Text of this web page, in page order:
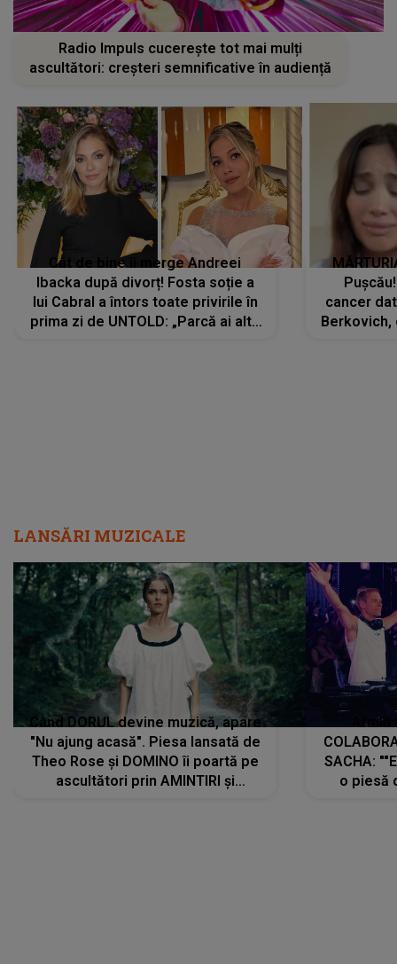
Radio Impuls cucerește tot mai mulți
ascultători: creșteri semnificative în audiență
Cât de bine îi merge Andreei
Ibacka după divorț! Fosta soție a
lui Cabral a întors toate privirile în
prima zi de UNTOLD: „Parcă ai altă
cancer
LANSĂRI MUZICALE
Când DORUL devine muzică, apare
"Nu ajung acasă". Piesa lansată de
Theo Rose și DOMINO îi poartă pe
ascultători prin AMINTIRI și
SACHA:
o piesă